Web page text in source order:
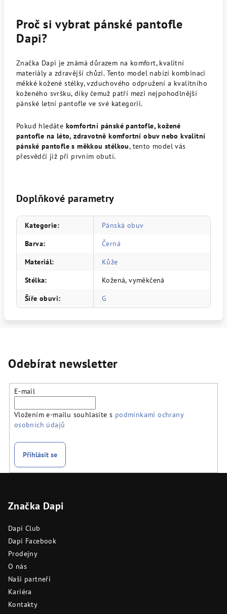
Proč si vybrat pánské pantofle
Dapi?
Značka Dapi je známá důrazem na komfort, kvalitní
materiály a zdravější chůzi. Tento model nabízí kombinaci
měkké kožené stélky, vzduchového odpružení a kvalitního
koženého svršku, díky čemuž patří mezi nejpohodlnější
pánské letní pantofle ve své kategorii.
Pokud hledáte komfortní pánské pantofle, kožené
pantofle na léto, zdravotně komfortní obuv nebo kvalitní
pánské pantofle s měkkou stélkou, tento model vás
přesvědčí již při prvním obutí.
Doplňkové parametry
Kategorie:
Pánská obuv
Barva:
Černá
Materiál:
Kůže
Stélka:
Kožená, vyměkčená
Šíře obuvi: G
Odebírat newsletter
E-mail
Vložením e-mailu souhlasíte s podmínkami ochrany
osobních údajů
Přihlásit se
Značka Dapi
Dapi Club
Dapi Facebook
Prodejny
O nás
Naši partneři
Kariéra
Kontakty